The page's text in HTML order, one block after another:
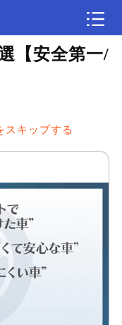
【安全第一/
スキップする